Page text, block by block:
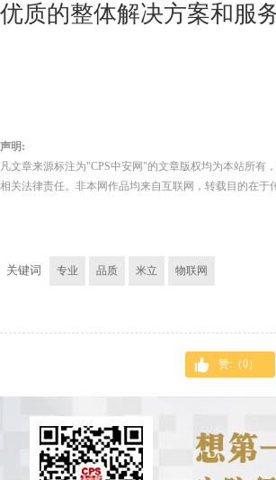
优质的整体解决方案和服务
声明:
凡文章来源标注为"CPS中安网"的文章版权均为本站所有
相关法律责任。非本网作品均来自互联网，转载目的在
关键词 专业 品质 米立 物联网
赞:（0）